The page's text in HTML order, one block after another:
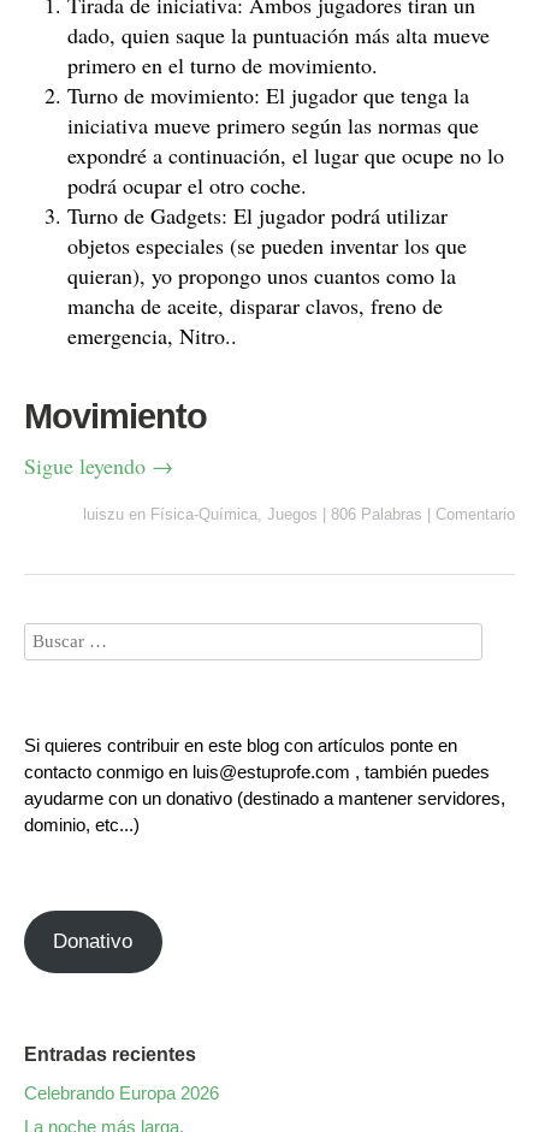
dado, quien saque la puntuación más alta mueve
primero en el turno de movimiento.
Turno de movimiento: El jugador que tenga la
iniciativa mueve primero según las normas que
expondré a continuación, el lugar que ocupe no lo
podrá ocupar el otro coche.
Turno de Gadgets: El jugador podrá utilizar
objetos especiales (se pueden inventar los que
quieran), yo propongo unos cuantos como la
mancha de aceite, disparar clavos, freno de
emergencia, Nitro..
Movimiento
Sigue leyendo →
luiszu en Física-Química, Juegos 806 Palabras Comentario
Si quieres contribuir en este blog con artículos ponte en
contacto conmigo en luis@estuprofe.com , también puedes
ayudarme con un donativo (destinado a mantener servidores,
dominio, etc...)
Donativo
Entradas recientes
Celebrando Europa 2026
La noche más larga.